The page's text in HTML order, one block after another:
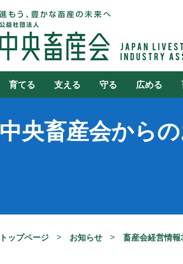
育てる 支える 守る 広める
中央畜産会から
トップページ お知らせ 畜産会経営情